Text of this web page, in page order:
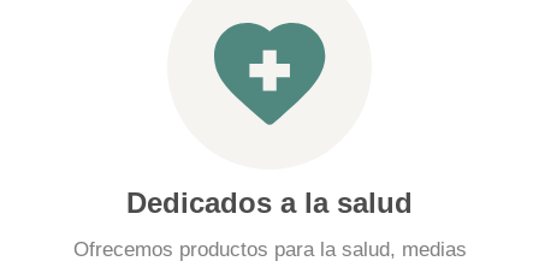
Dedicados a la salud
Ofrecemos productos para la salud, medias